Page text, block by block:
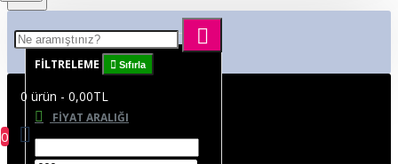
0 ürün - 0,00TL
0
FILTRELEME Sıfırla
FIYAT ARALIĞI